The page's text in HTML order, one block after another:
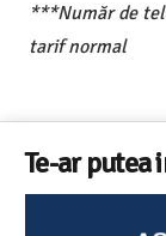
***Număr de
tarif normal
Te-ar putea